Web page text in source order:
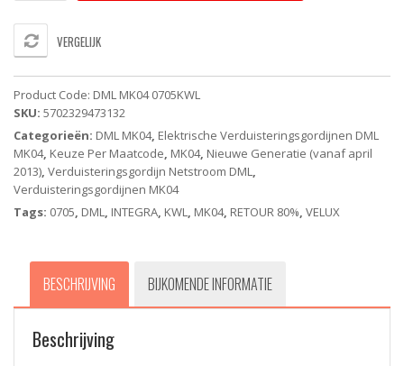
INTEGRA
Elektrisch
-
Grijs
(Op
Netstroom)
-
White
Line
VERGELIJK
Product Code: DML MK04 0705KWL
SKU: 5702329473132
Categorieën: DML MK04, Elektrische Verduisteringsgordijnen DML
MK04, Keuze Per Maatcode, MK04, Nieuwe Generatie (vanaf april
2013), Verduisteringsgordijn Netstroom DML,
Verduisteringsgordijnen MK04
Tags: 0705, DML, INTEGRA, KWL, MK04, RETOUR 80%, VELUX
BESCHRIJVING BIJKOMENDE INFORMATIE
Beschrijving